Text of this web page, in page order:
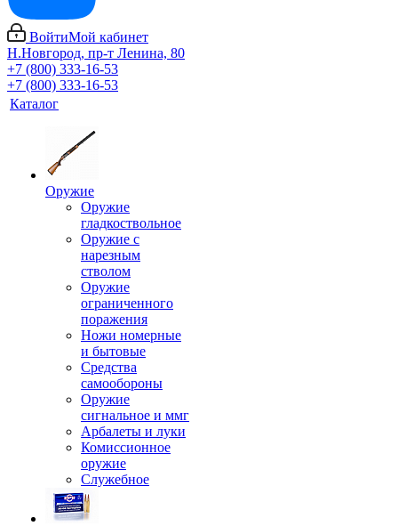
ВойтиМой кабинет
Н.Новгород, пр-т Ленина, 80
+7 (800) 333-16-53
+7 (800) 333-16-53
Каталог
Оружие
Оружие
гладкоствольное
Оружие с
нарезным
стволом
Оружие
ограниченного
поражения
Ножи номерные
и бытовые
Средства
самообороны
Оружие
сигнальное и ммг
Арбалеты и луки
Комиссионное
оружие
Служебное